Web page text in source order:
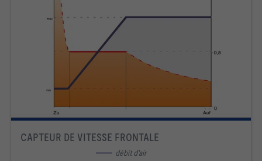
CAPTEUR DE VITESSE FRONTALE
débit d'air